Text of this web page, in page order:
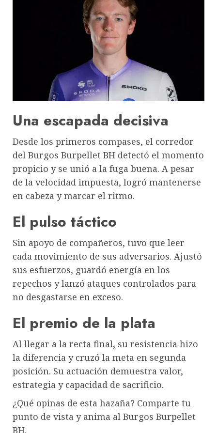
Una escapada decisiva
Desde los primeros compases, el corredor
del Burgos Burpellet BH detectó el momento
propicio y se unió a la fuga buena. A pesar
de la velocidad impuesta, logró mantenerse
en cabeza y marcar el ritmo.
El pulso táctico
Sin apoyo de compañeros, tuvo que leer
cada movimiento de sus adversarios. Ajustó
sus esfuerzos, guardó energía en los
repechos y lanzó ataques controlados para
no desgastarse en exceso.
El premio de la plata
Al llegar a la recta final, su resistencia hizo
la diferencia y cruzó la meta en segunda
posición. Su actuación demuestra valor,
estrategia y capacidad de sacrificio.
¿Qué opinas de esta hazaña? Comparte tu
punto de vista y anima al Burgos Burpellet
BH.